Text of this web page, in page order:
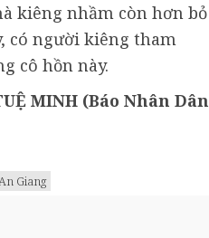
kiêng nhầm còn hơn bỏ
có người kiêng tham
cô hồn này.
MINH (Báo Nhân
Giang